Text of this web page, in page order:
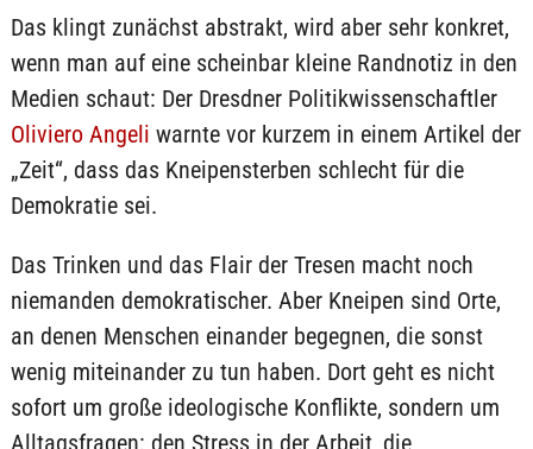
Das klingt zunächst abstrakt, wird aber sehr konkret,
wenn man auf eine scheinbar kleine Randnotiz in den
Medien schaut: Der Dresdner Politikwissenschaftler
Oliviero Angeli warnte vor kurzem in einem Artikel der
„Zeit“, dass das Kneipensterben schlecht für die
Demokratie sei.
Das Trinken und das Flair der Tresen macht noch
niemanden demokratischer. Aber Kneipen sind Orte,
an denen Menschen einander begegnen, die sonst
wenig miteinander zu tun haben. Dort geht es nicht
sofort um große ideologische Konflikte, sondern um
Alltagsfragen: den Stress in der Arbeit, die